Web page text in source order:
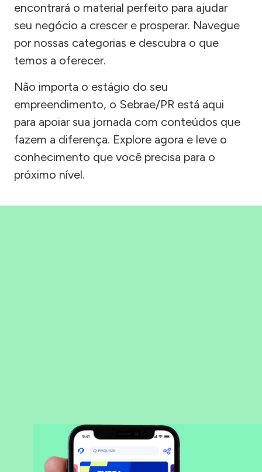
encontrará o material perfeito para ajudar
seu negócio a crescer e prosperar. Navegue
por nossas categorias e descubra o que
temos a oferecer.
Não importa o estágio do seu
empreendimento, o Sebrae/PR está aqui
para apoiar sua jornada com conteúdos que
fazem a diferença. Explore agora e leve o
conhecimento que você precisa para o
próximo nível.